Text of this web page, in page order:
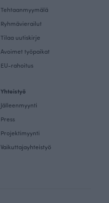
Tehtaanmyymälä
Ryhmävierailut
Tilaa uutiskirje
Avoimet työpaikat
EU-rahoitus
Yhteistyö
Jälleenmyynti
Press
Projektimyynti
Vaikuttajayhteistyö